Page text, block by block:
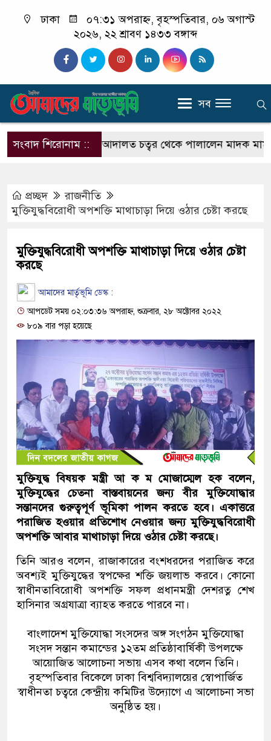
ঢাকা
০৭:৩১ অপরাহ্ন, বৃহস্পতিবার, ০৬ অগাস্ট
২০২৬, ২২ শ্রাবণ ১৪৩৩ বঙ্গাব্দ
সব
সংবাদ শিরোনাম ::
হাতকড়াসহ আদালত চত্বর থেকে পালালেন মাদক মামলার
প্রচ্ছদ
রাজনীতি
মুক্তিযুদ্ধবিরোধী অপশক্তি মাথাচাড়া দিয়ে ওঠার চেষ্টা করছে
মুক্তিযুদ্ধবিরোধী অপশক্তি মাথাচাড়া দিয়ে ওঠার চেষ্টা
করছে
আমাদের মার্তৃভূমি ডেস্ক :
আপডেট সময় ০২:০৩:৩৬ অপরাহ্ন, শুক্রবার, ২৮ অক্টোবর ২০২২
৮০৯ বার পড়া হয়েছে
মুক্তিযুদ্ধ বিষয়ক মন্ত্রী আ ক ম মোজাম্মেল হক বলেন,
মুক্তিযুদ্ধের চেতনা বাস্তবায়নের জন্য বীর মুক্তিযোদ্ধার
সন্তানদের গুরুত্বপূর্ণ ভূমিকা পালন করতে হবে। একাত্তরে
পরাজিত হওয়ার প্রতিশোধ নেওয়ার জন্য মুক্তিযুদ্ধবিরোধী
অপশক্তি আবার মাথাচাড়া দিয়ে ওঠার চেষ্টা করছে।
তিনি আরও বলেন, রাজাকারের বংশধরদের পরাজিত করে
অবশ্যই মুক্তিযুদ্ধের স্বপক্ষের শক্তি জয়লাভ করবে। কোনো
স্বাধীনতাবিরোধী অপশক্তি সফল প্রধানমন্ত্রী দেশরত্ন শেখ
হাসিনার অগ্রযাত্রা ব্যাহত করতে পারবে না।
বাংলাদেশ মুক্তিযোদ্ধা সংসদের অঙ্গ সংগঠন মুক্তিযোদ্ধা
সংসদ সন্তান কমান্ডের ১২তম প্রতিষ্ঠাবার্ষিকী উপলক্ষে
আয়োজিত আলোচনা সভায় এসব কথা বলেন তিনি।
বৃহস্পতিবার বিকেলে ঢাকা বিশ্ববিদ্যালয়ের স্বোপার্জিত
স্বাধীনতা চত্বরে কেন্দ্রীয় কমিটির উদ্যোগে এ আলোচনা সভা
অনুষ্ঠিত হয়।